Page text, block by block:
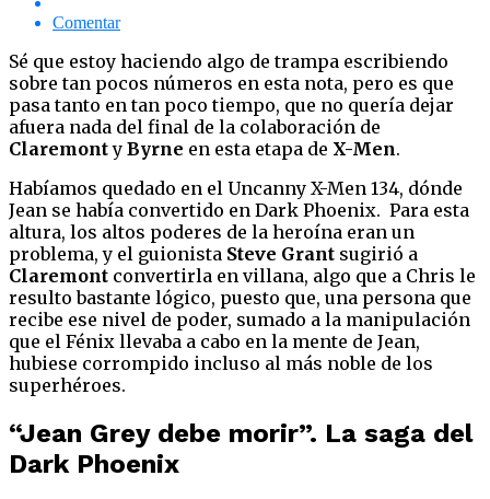
Comentar
Sé que estoy haciendo algo de trampa escribiendo
sobre tan pocos números en esta nota, pero es que
pasa tanto en tan poco tiempo, que no quería dejar
afuera nada del final de la colaboración de
Claremonty Byrne en esta etapa de X-Men.
Habíamos quedado en el Uncanny X-Men 134, dónde
Jean se había convertido en Dark Phoenix. Para esta
altura, los altos poderes de la heroína eran un
problema, y el guionista Steve Grant sugirió a
Claremont convertirla en villana, algo que a Chris le
resulto bastante lógico, puesto que, una persona que
recibe ese nivel de poder, sumado a la manipulación
que el Fénix llevaba a cabo en la mente de Jean,
hubiese corrompido incluso al más noble de los
superhéroes.
“Jean Grey debe morir”. La saga del
Dark Phoenix